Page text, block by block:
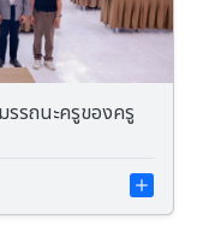
รรถนะครูของครู